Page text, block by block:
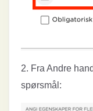
2. Fra Andre
spørsmål: